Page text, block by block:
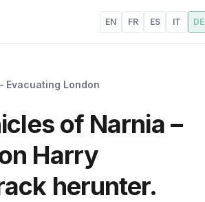
EN FR ES IT DE
Evacuating London
of Narnia –
Harry
herunter.